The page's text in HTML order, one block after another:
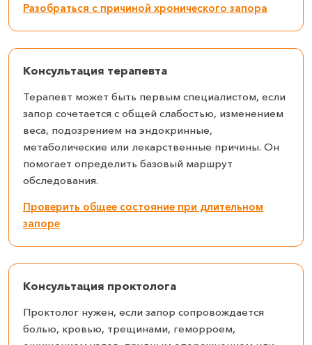
Разобраться с причиной хронического запора
Консультация терапевта
Терапевт может быть первым специалистом, если
запор сочетается с общей слабостью, изменением
веса, подозрением на эндокринные,
метаболические или лекарственные причины. Он
помогает определить базовый маршрут
обследования.
Проверить общее состояние при длительном
запоре
Консультация проктолога
Проктолог нужен, если запор сопровождается
болью, кровью, трещинами, геморроем,